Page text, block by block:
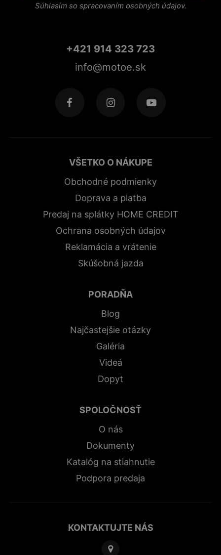
Súhlasím so spracovaním osobných údajov.
+421 914 323 723
info@motoe.sk
VŠETKO O NÁKUPE
Obchodné podmienky
Doprava a platba
Predaj na splátky HOME CREDIT
Ochrana osobných údajov
Reklamácia a vrátenie
Skúšobná jazda
PORADŇA
Blog
Najčastejšie otázky
Galéria
Videá
Dopyt
SPOLOČNOSŤ
O nás
Dokumenty
Katalóg na stiahnutie
Podpora predaja
KONTAKTUJTE NÁS